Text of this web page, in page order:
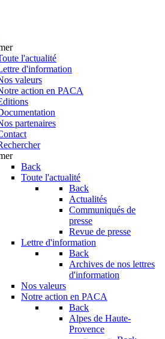
l'actualité
d'information
valeurs
action en PACA
partenaires
Back
Toute l'actualité
Back
Actualités
Communiqués de
presse
Revue de presse
Lettre d'information
Back
Archives de nos lettres
d'information
Nos valeurs
Notre action en PACA
Back
Alpes de Haute-
Provence